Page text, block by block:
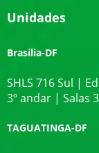
Unidades
Brasília-DF
SHLS 716 Sul |
3º andar | Salas
TAGUATINGA-DF